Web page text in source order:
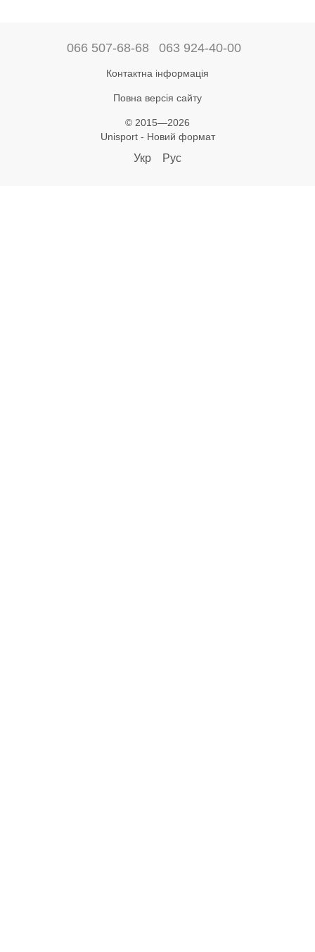
066 507-68-68 063 924-40-00
Контактна інформація
Повна версія сайту
© 2015—2026
Unisport - Новий формат
Укр Рус